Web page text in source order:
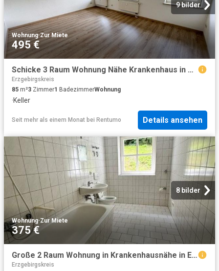
9 bilder
Wohnung·Zur Miete
495 €
Schicke 3 Raum Wohnung Nähe Krankenhaus in Erlabrunn
Erzgebirgskreis
85 m²3 Zimmer1 BadezimmerWohnung
·Keller
Seit mehr als einem Monat bei Rentumo Details ansehen
8 bilder
Wohnung·Zur Miete
375 €
Große 2 Raum Wohnung in Krankenhausnähe in Erlabrunn
Erzgebirgskreis